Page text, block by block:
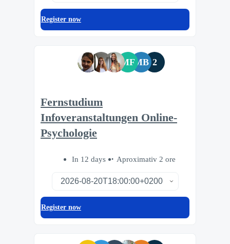
Register now
MFMB 2
Fernstudium
Infoveranstaltungen Online-
Psychologie
In 12 days Aproximativ 2 ore
Register now